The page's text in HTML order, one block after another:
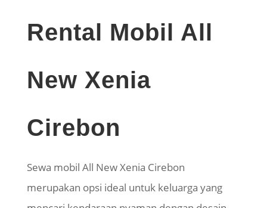
Rental Mobil All
New Xenia
Cirebon
Sewa mobil All New Xenia Cirebon
merupakan opsi ideal untuk keluarga yang